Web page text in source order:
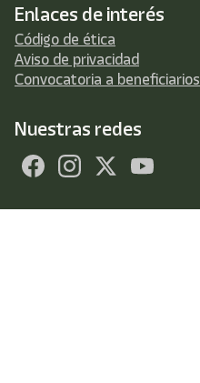
Enlaces de interés
Código de ética
Aviso de privacidad
Convocatoria a beneficiarios
Nuestras redes